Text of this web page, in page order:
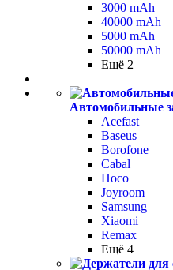
3000 mAh
40000 mAh
5000 mAh
50000 mAh
Ещё 2
Автомобильные
Acefast
Baseus
Borofone
Cabal
Hoco
Joyroom
Samsung
Xiaomi
Remax
Ещё 4